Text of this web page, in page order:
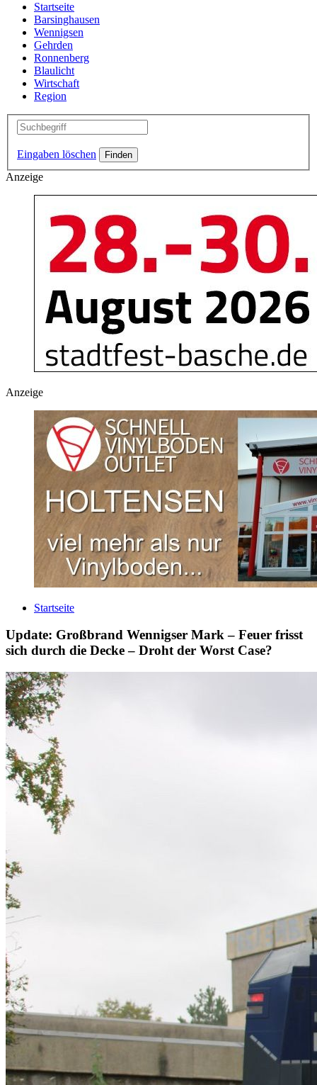
Startseite
Barsinghausen
Wennigsen
Gehrden
Ronnenberg
Blaulicht
Wirtschaft
Region
Eingaben löschen
Anzeige
Anzeige
Startseite
Update: Großbrand Wennigser Mark – Feuer frisst
sich durch die Decke – Droht der Worst Case?